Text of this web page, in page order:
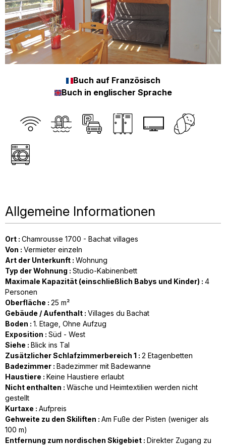
Buch auf Französisch
Buch in englischer Sprache
Allgemeine Informationen
Ort : Chamrousse 1700 - Bachat villages
Von : Vermieter einzeln
Art der Unterkunft : Wohnung
Typ der Wohnung : Studio-Kabinenbett
Maximale Kapazität (einschließlich Babys und Kinder) : 4
Personen
Oberfläche : 25 m²
Gebäude / Aufenthalt : Villages du Bachat
Boden : 1. Etage Ohne Aufzug
Exposition : Süd - West
Siehe : Blick ins Tal
Zusätzlicher Schlafzimmerbereich 1 : 2 Etagenbetten
Badezimmer : Badezimmer mit Badewanne
Haustiere : Keine Haustiere erlaubt
Nicht enthalten : Wäsche und Heimtextilien werden nicht
gestellt
Kurtaxe : Aufpreis
Gehweite zu den Skiliften : Am Fuße der Pisten (weniger als
100 m)
Entfernung zum nordischen Skigebiet : Direkter Zugang zu